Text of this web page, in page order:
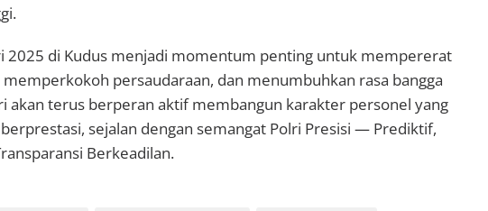
2025 di Kudus menjadi momentum penting untuk mempererat
persaudaraan, dan menumbuhkan rasa bangga
akan terus berperan aktif membangun karakter personel yang
sejalan dengan semangat Polri Presisi — Prediktif,
Berkeadilan.